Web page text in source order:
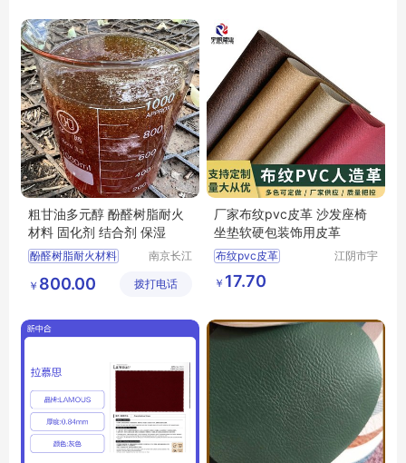
粗甘油多元醇 酚醛树脂耐火
材料 固化剂 结合剂 保湿
酚醛树脂耐火材料
酚醛树脂耐火材料行情
南京长江
科技有限
￥ 800.00 拨打电话
厂家布纹pvc皮革 沙发座椅
坐垫软硬包装饰用皮革
布纹pvc皮革
江阴市宇
￥ 17.70